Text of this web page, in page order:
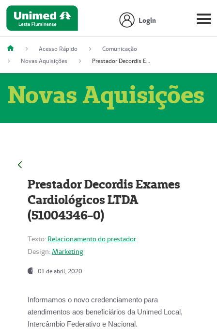
Login
Acesso Rápido
Comunicação
Novas Aquisições
Prestador Decordis Exames Cardiológicos LTDA (51004346-0)
Novas Aquisições
Prestador Decordis Exames
Cardiológicos LTDA
(51004346-0)
Texto: Relacionamento do prestador
Design: Marketing
01 de abril, 2020
Informamos o novo credenciamento para
atendimentos aos beneficiários da Unimed Local,
Intercâmbio Federativo e Nacional.